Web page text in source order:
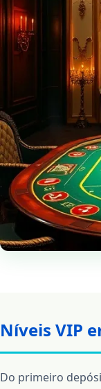
Níveis VIP
Do primeiro